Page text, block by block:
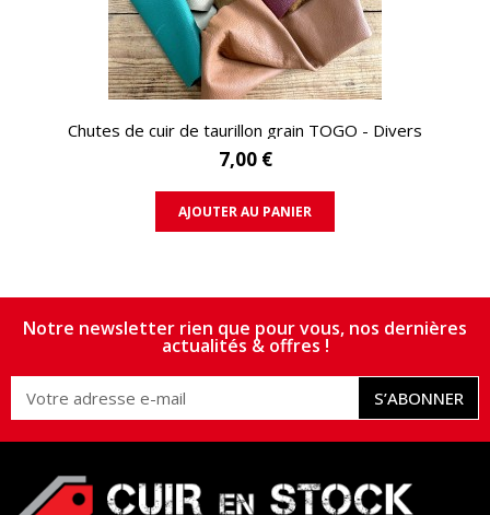
APERÇU RAPIDE
Chutes de cuir de taurillon grain TOGO - Divers
7,00 €
AJOUTER AU PANIER
Notre newsletter rien que pour vous, nos dernières
actualités & offres !
S’ABONNER